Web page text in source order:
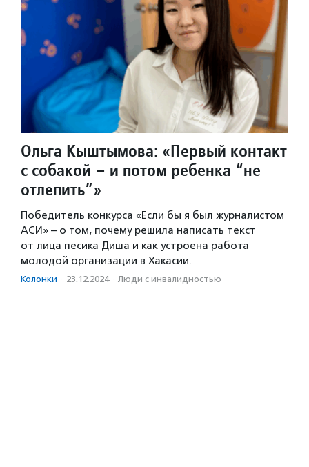
Ольга Кыштымова: «Первый контакт
с собакой – и потом ребенка “не
отлепить”»
Победитель конкурса «Если бы я был журналистом
АСИ» – о том, почему решила написать текст
от лица песика Диша и как устроена работа
молодой организации в Хакасии.
Колонки · 23.12.2024 · Люди с инвалидностью